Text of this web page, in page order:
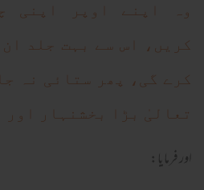
وہ اپنے اوپر اپنی
کریں، اس سے بہت جلد
کرے گی، پھر ستائی نہ
تعالیٰ بڑا بخشنہار اور
اور فرمایا: